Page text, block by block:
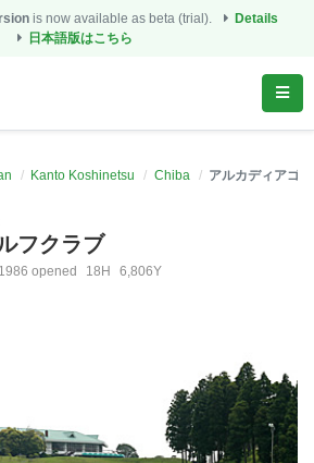
is now available as beta (trial).
Details
日本語版はこちら
Kanto Koshinetsu Chiba アルカディアゴ
フクラブ
1986 opened 18H 6,806Y